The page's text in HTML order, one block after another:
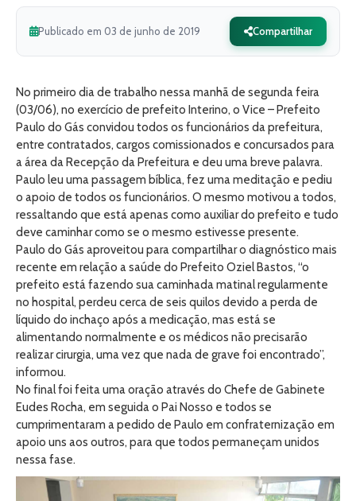
Publicado em 03 de junho de 2019 Compartilhar
No primeiro dia de trabalho nessa manhã de segunda feira
(03/06), no exercício de prefeito Interino, o Vice – Prefeito
Paulo do Gás convidou todos os funcionários da prefeitura,
entre contratados, cargos comissionados e concursados para
a área da Recepção da Prefeitura e deu uma breve palavra.
Paulo leu uma passagem bíblica, fez uma meditação e pediu
o apoio de todos os funcionários. O mesmo motivou a todos,
ressaltando que está apenas como auxiliar do prefeito e tudo
deve caminhar como se o mesmo estivesse presente.
Paulo do Gás aproveitou para compartilhar o diagnóstico mais
recente em relação a saúde do Prefeito Oziel Bastos, “o
prefeito está fazendo sua caminhada matinal regularmente
no hospital, perdeu cerca de seis quilos devido a perda de
líquido do inchaço após a medicação, mas está se
alimentando normalmente e os médicos não precisarão
realizar cirurgia, uma vez que nada de grave foi encontrado”,
informou.
No final foi feita uma oração através do Chefe de Gabinete
Eudes Rocha, em seguida o Pai Nosso e todos se
cumprimentaram a pedido de Paulo em confraternização em
apoio uns aos outros, para que todos permaneçam unidos
nessa fase.